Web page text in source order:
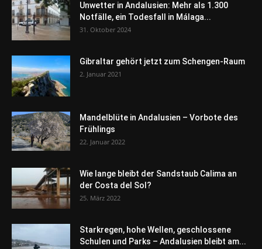
Unwetter in Andalusien: Mehr als 1.300
Notfälle, ein Todesfall in Málaga...
31. Oktober 2024
Gibraltar gehört jetzt zum Schengen-Raum
2. Januar 2021
Mandelblüte in Andalusien – Vorbote des
Frühlings
22. Januar 2022
Wie lange bleibt der Sandstaub Calima an
der Costa del Sol?
25. März 2022
Starkregen, hohe Wellen, geschlossene
Schulen und Parks – Andalusien bleibt am...